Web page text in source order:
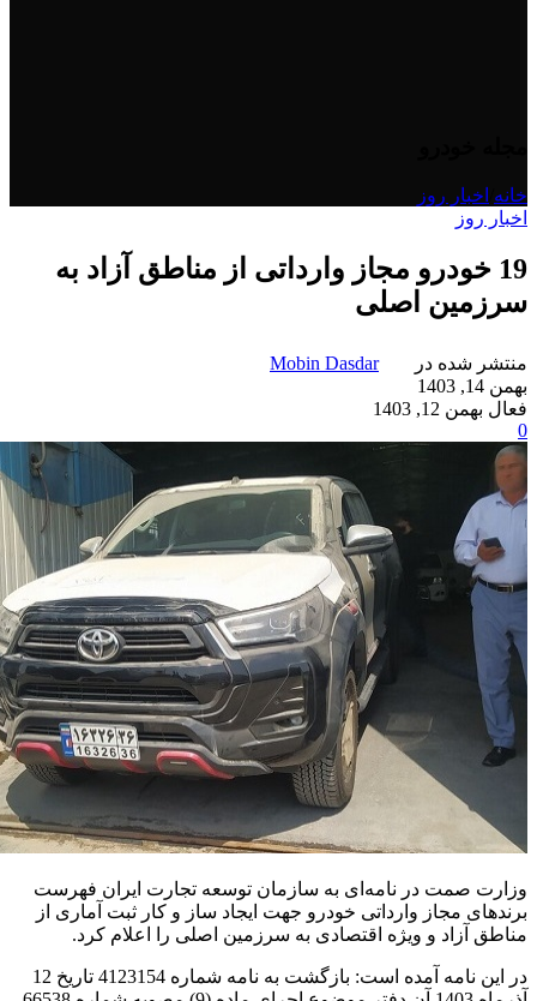
خانه اخبار روز
اخبار روز
19 خودرو مجاز وارداتی از مناطق آزاد به
سرزمین اصلی
منتشر شده در
Mobin Dasdar
بهمن 14, 1403
فعال بهمن 12, 1403
0
وزارت صمت در نامه‌ای به سازمان توسعه تجارت ایران فهرست
برندهای مجاز وارداتی خودرو جهت ایجاد ساز و کار ثبت آماری از
مناطق آزاد و ویژه اقتصادی به سرزمین اصلی را اعلام کرد.
در این نامه آمده است: بازگشت به نامه شماره 4123154 تاریخ 12